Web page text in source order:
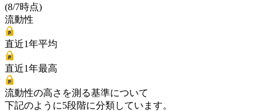
(8/7時点)
流動性
直近1年平均
直近1年最高
流動性の高さを測る基準について
下記のように5段階に分類しています。